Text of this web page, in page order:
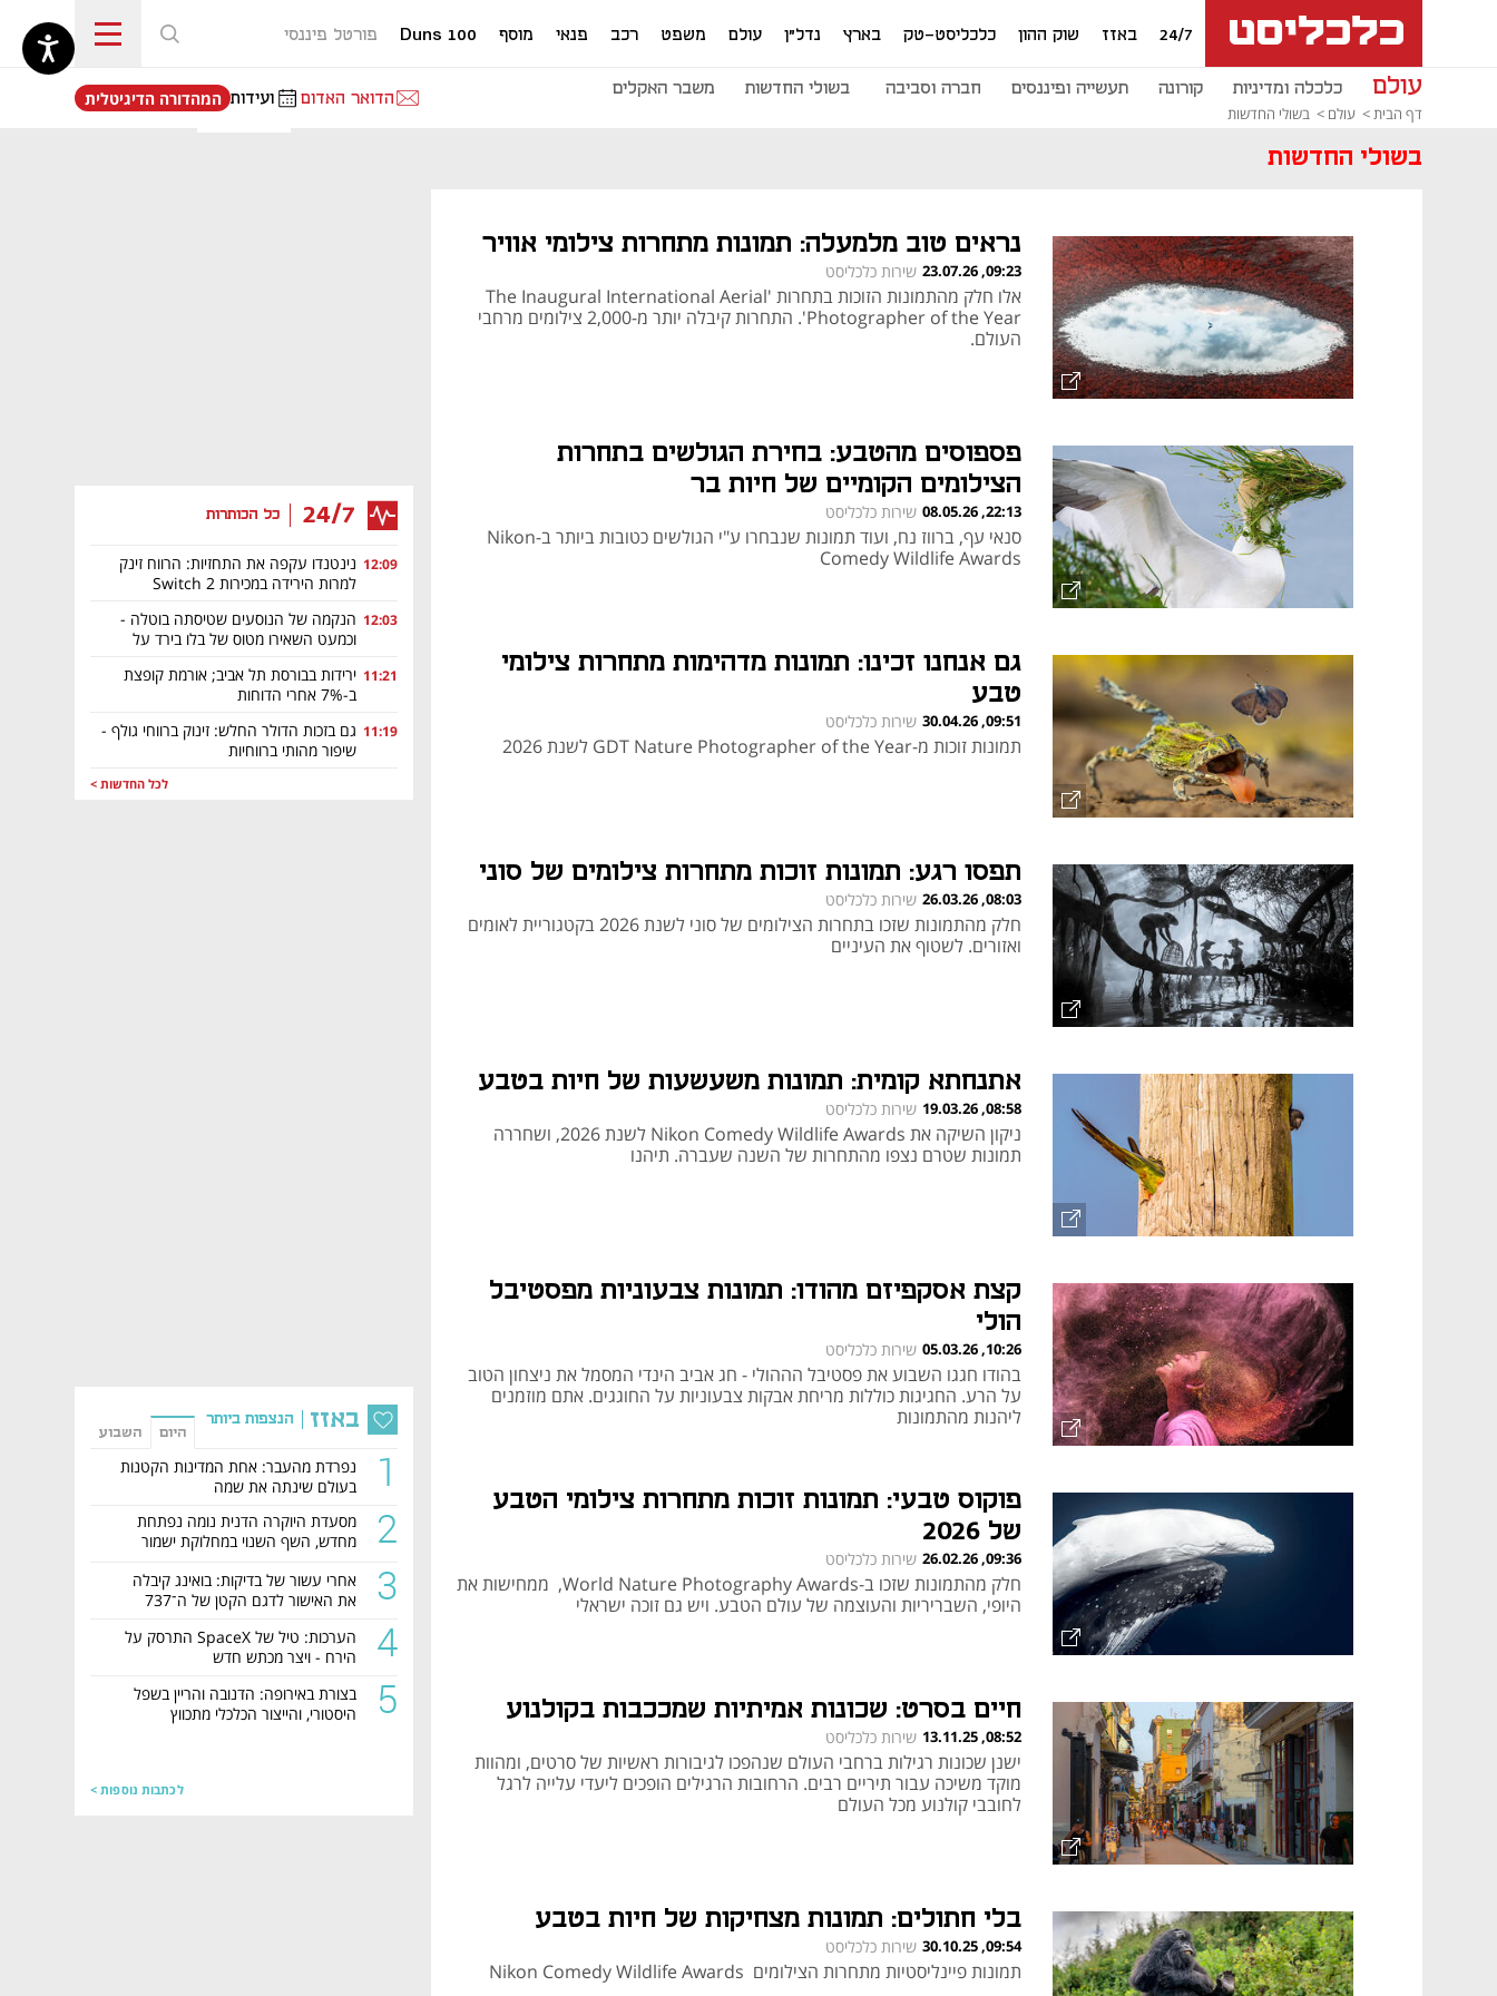
24/7 באזז שוק ההון כלכליסט-טק בארץ נדל"ן עולם משפט רכב פנאי מוסף Duns 100 פורטל פיננסי
עולם כלכלה ומדיניות קורונה תעשייה ופיננסים חברה וסביבה בשולי החדשות משבר האקלים
דף הבית עולם בשולי החדשות
הדואר האדום ועידות
נפתח בכרטיסייה חדשה
המהדורה הדיגיטלית
בשולי החדשות
24/7 כל הכותרות
12:09 נינטנדו עקפה את התחזיות: הרווח זינק
למרות הירידה במכירות Switch 2
12:03 הנקמה של הנוסעים שטיסתה בוטלה -
וכמעט השאירו מטוס של בלו בירד על
11:21 ירידות בבורסת תל אביב; אורמת קופצת
ב-7% אחרי הדוחות
11:19 גם בזכות הדולר החלש: זינוק ברווחי גולף -
שיפור מהותי ברווחיות
לכל החדשות >
באזז הנצפות ביותר
היום השבוע
1
נפרדת מהעבר: אחת המדינות הקטנות
בעולם שינתה את שמה
2
מסעדת היוקרה הדנית נומה נפתחת
מחדש, השף השנוי במחלוקת ישמור
3
אחרי עשור של בדיקות: בואינג קיבלה
את האישור לדגם הקטן של ה־737
4
הערכות: טיל של SpaceX התרסק על
הירח - ויצר מכתש חדש
5
בצורת באירופה: הדנובה והריין בשפל
היסטורי, והייצור הכלכלי מתכווץ
לכתבות נוספות >
נראים טוב מלמעלה: תמונות מתחרות צילומי אוויר
09:23, 23.07.26 שירות כלכליסט
אלו חלק מהתמונות הזוכות בתחרות 'The Inaugural International Aerial
Photographer of the Year'. התחרות קיבלה יותר מ-2,000 צילומים מרחבי
העולם.
פספוסים מהטבע: בחירת הגולשים בתחרות
הצילומים הקומיים של חיות בר
22:13, 08.05.26 שירות כלכליסט
סנאי עף, ברווז נח, ועוד תמונות שנבחרו ע"י הגולשים כטובות ביותר ב-Nikon
Comedy Wildlife Awards
גם אנחנו זכינו: תמונות מדהימות מתחרות צילומי
טבע
09:51, 30.04.26 שירות כלכליסט
תמונות זוכות מ-GDT Nature Photographer of the Year לשנת 2026
תפסו רגע: תמונות זוכות מתחרות צילומים של סוני
08:03, 26.03.26 שירות כלכליסט
חלק מהתמונות שזכו בתחרות הצילומים של סוני לשנת 2026 בקטגוריית לאומים
ואזורים. לשטוף את העיניים
אתנחתא קומית: תמונות משעשעות של חיות בטבע
08:58, 19.03.26 שירות כלכליסט
ניקון השיקה את Nikon Comedy Wildlife Awards לשנת 2026, ושחררה
תמונות שטרם נצפו מהתחרות של השנה שעברה. תיהנו
קצת אסקפיזם מהודו: תמונות צבעוניות מפסטיבל
הולי
10:26, 05.03.26 שירות כלכליסט
בהודו חגגו השבוע את פסטיבל הההולי - חג אביב הינדי המסמל את ניצחון הטוב
על הרע. החגיגות כוללות מריחת אבקות צבעוניות על החוגגים. אתם מוזמנים
ליהנות מהתמונות
פוקוס טבעי: תמונות זוכות מתחרות צילומי הטבע
של 2026
09:36, 26.02.26 שירות כלכליסט
חלק מהתמונות שזכו ב-World Nature Photography Awards, ממחישות את
היופי, השבריריות והעוצמה של עולם הטבע. ויש גם זוכה ישראלי
חיים בסרט: שכונות אמיתיות שמככבות בקולנוע
08:52, 13.11.25 שירות כלכליסט
ישנן שכונות רגילות ברחבי העולם שנהפכו לגיבורות ראשיות של סרטים, ומהוות
מוקד משיכה עבור תיריים רבים. הרחובות הרגילים הופכים ליעדי עלייה לרגל
לחובבי קולנוע מכל העולם
בלי חתולים: תמונות מצחיקות של חיות בטבע
09:54, 30.10.25 שירות כלכליסט
תמונות פיינליסטיות מתחרות הצילומים Nikon Comedy Wildlife Awards